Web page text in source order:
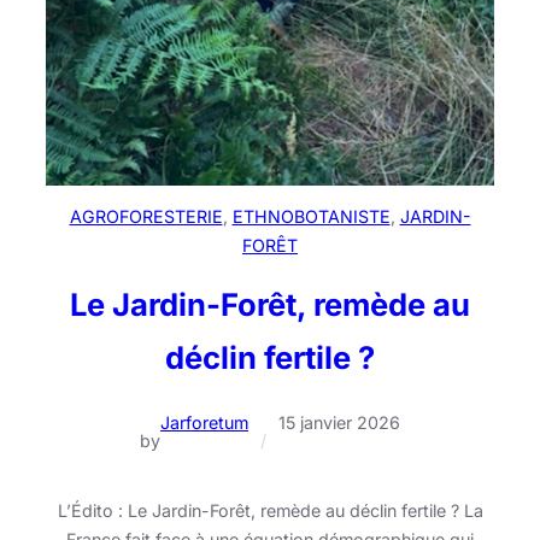
AGROFORESTERIE, ETHNOBOTANISTE, JARDIN-
FORÊT
Le Jardin-Forêt, remède au
déclin fertile ?
by
Jarforetum
/
15 janvier 2026
L’Édito : Le Jardin-Forêt, remède au déclin fertile ? La